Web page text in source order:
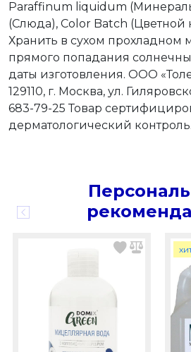
Paraffinum liquidum
(Слюда), Color Batch (Цветной
Хранить в сухом прохладном
прямого попадания
даты изготовления. ООО
129110, г. Москва, ул.
683-79-25 Товар
дерматологический контроль.